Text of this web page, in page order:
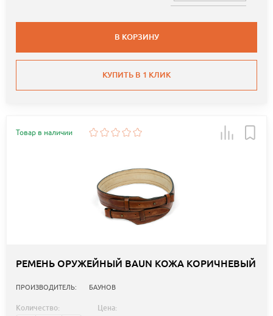
В КОРЗИНУ
КУПИТЬ В 1 КЛИК
Товар в наличии
РЕМЕНЬ ОРУЖЕЙНЫЙ BAUN КОЖА КОРИЧНЕВЫЙ
ПРОИЗВОДИТЕЛЬ: БАУНОВ
Количество: Цена: